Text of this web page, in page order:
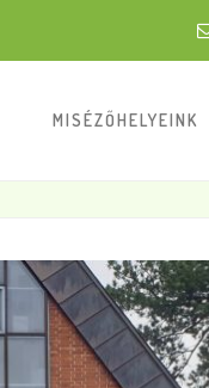
MISÉZŐHELYEINK